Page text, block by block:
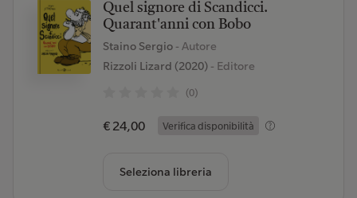
Quel signore di Scandicci.
Quarant'anni con Bobo
Staino Sergio - Autore
Rizzoli Lizard (2020)- Editore
(0)
€ 24,00 Verifica disponibilità
Seleziona libreria